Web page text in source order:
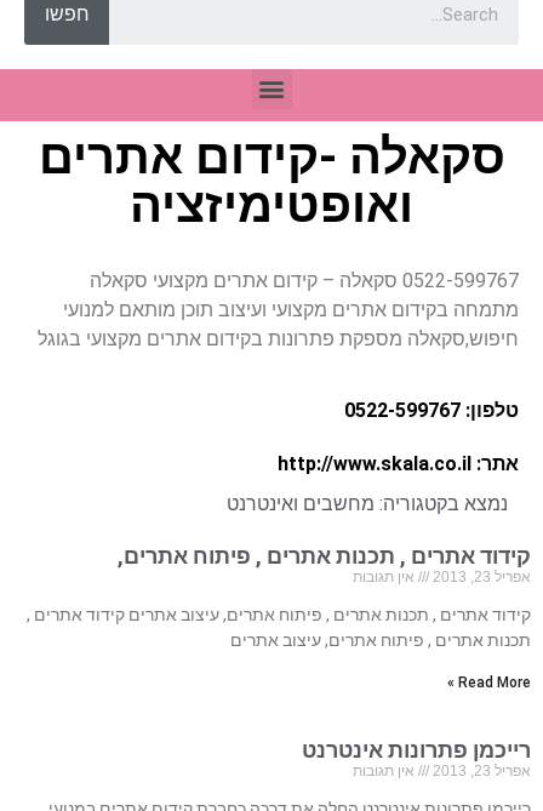
חפשו
סקאלה -קידום אתרים
ואופטימיזציה
0522-599767 סקאלה – קידום אתרים מקצועי סקאלה
מתמחה בקידום אתרים מקצועי ועיצוב תוכן מותאם למנועי
חיפוש,סקאלה מספקת פתרונות בקידום אתרים מקצועי בגוגל
טלפון: 0522-599767
אתר: http://www.skala.co.il
נמצא בקטגוריה: מחשבים ואינטרנט
קידוד אתרים , תכנות אתרים , פיתוח אתרים,
אפריל 23, 2013 אין תגובות
קידוד אתרים , תכנות אתרים , פיתוח אתרים, עיצוב אתרים קידוד אתרים ,
תכנות אתרים , פיתוח אתרים, עיצוב אתרים
Read More »
רייכמן פתרונות אינטרנט
אפריל 23, 2013 אין תגובות